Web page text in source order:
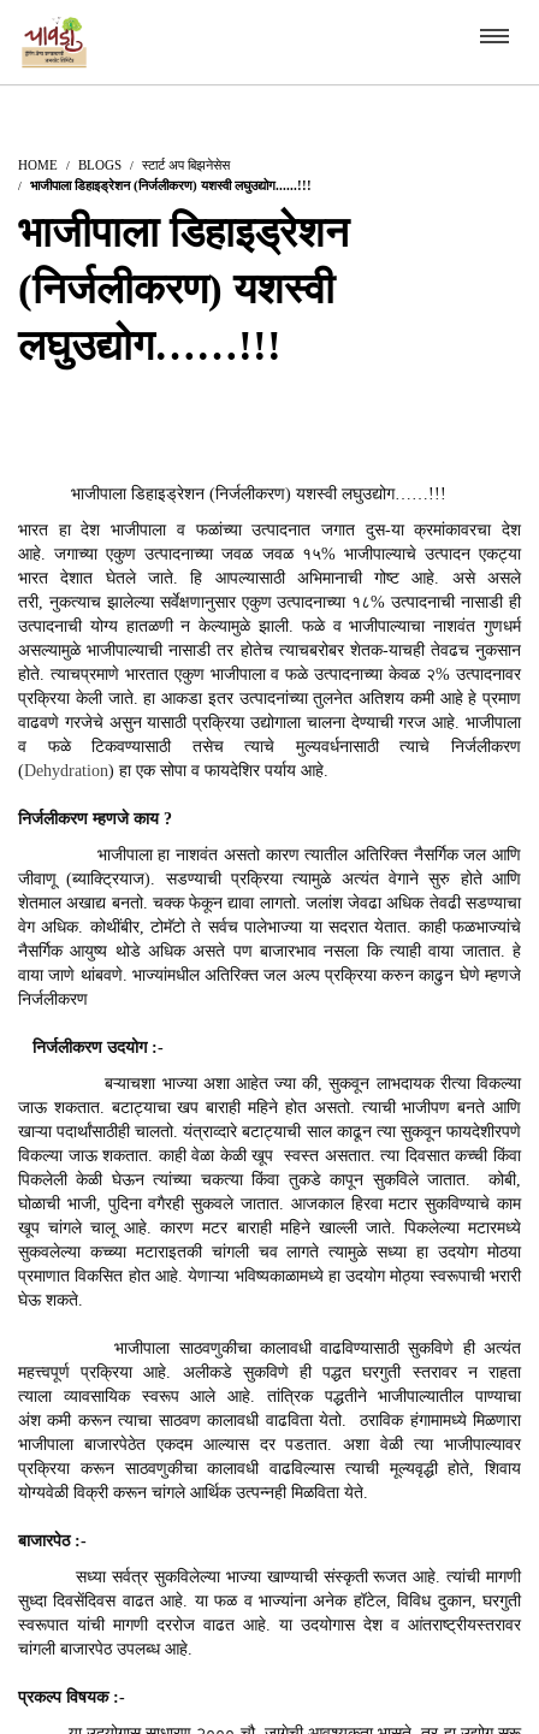
HOME BLOGS
स्टार्ट अप बिझनेसेस
भाजीपाला डिहाइड्रेशन (निर्जलीकरण) यशस्वी लघुउद्योग......!!!
भाजीपाला डिहाइड्रेशन
(निर्जलीकरण) यशस्वी
लघुउद्योग……!!!
भाजीपाला डिहाइड्रेशन (निर्जलीकरण) यशस्वी लघुउद्योग……!!!
भारत हा देश भाजीपाला व फळांच्या उत्पादनात जगात दुस-या क्रमांकावरचा देश
आहे. जगाच्या एकुण उत्पादनाच्या जवळ जवळ १५% भाजीपाल्याचे उत्पादन एकट्या
भारत देशात घेतले जाते. हि आपल्यासाठी अभिमानाची गोष्ट आहे. असे असले
तरी, नुकत्याच झालेल्या सर्वेक्षणानुसार एकुण उत्पादनाच्या १८% उत्पादनाची नासाडी ही
उत्पादनाची योग्य हातळणी न केल्यामुळे झाली. फळे व भाजीपाल्याचा नाशवंत गुणधर्म
असल्यामुळे भाजीपाल्याची नासाडी तर होतेच त्याचबरोबर शेतक-याचही तेवढच नुकसान
होते. त्याचप्रमाणे भारतात एकुण भाजीपाला व फळे उत्पादनाच्या केवळ २% उत्पादनावर
प्रक्रिया केली जाते. हा आकडा इतर उत्पादनांच्या तुलनेत अतिशय कमी आहे हे प्रमाण
वाढवणे गरजेचे असुन यासाठी प्रक्रिया उद्योगाला चालना देण्याची गरज आहे. भाजीपाला
व फळे टिकवण्यासाठी तसेच त्याचे मुल्यवर्धनासाठी त्याचे निर्जलीकरण
(Dehydration) हा एक सोपा व फायदेशिर पर्याय आहे.
निर्जलीकरण म्हणजे काय ?
भाजीपाला हा नाशवंत असतो कारण त्यातील अतिरिक्त नैसर्गिक जल आणि
जीवाणू (ब्याक्ट्रियाज). सडण्याची प्रक्रिया त्यामुळे अत्यंत वेगाने सुरु होते आणि
शेतमाल अखाद्य बनतो. चक्क फेकून द्यावा लागतो. जलांश जेवढा अधिक तेवढी सडण्याचा
वेग अधिक. कोथींबीर, टोमॅटो ते सर्वच पालेभाज्या या सदरात येतात. काही फळभाज्यांचे
नैसर्गिक आयुष्य थोडे अधिक असते पण बाजारभाव नसला कि त्याही वाया जातात. हे
वाया जाणे थांबवणे. भाज्यांमधील अतिरिक्त जल अल्प प्रक्रिया करुन काढुन घेणे म्हणजे
निर्जलीकरण
निर्जलीकरण उदयोग :-
बऱ्याचशा भाज्या अशा आहेत ज्या की, सुकवून लाभदायक रीत्या विकल्या
जाऊ शकतात. बटाट्याचा खप बाराही महिने होत असतो. त्याची भाजीपण बनते आणि
खाऱ्या पदार्थांसाठीही चालतो. यंत्राव्दारे बटाट्याची साल काढून त्या सुकवून फायदेशीरपणे
विकल्या जाऊ शकतात. काही वेळा केळी खूप स्वस्त असतात. त्या दिवसात कच्ची किंवा
पिकलेली केळी घेऊन त्यांच्या चकत्या किंवा तुकडे कापून सुकविले जातात. कोबी,
घोळाची भाजी, पुदिना वगैरही सुकवले जातात. आजकाल हिरवा मटार सुकविण्याचे काम
खूप चांगले चालू आहे. कारण मटर बाराही महिने खाल्ली जाते. पिकलेल्या मटारमध्ये
सुकवलेल्या कच्च्या मटाराइतकी चांगली चव लागते त्यामुळे सध्या हा उदयोग मोठया
प्रमाणात विकसित होत आहे. येणाऱ्या भविष्यकाळामध्ये हा उदयोग मोठ्या स्वरूपाची भरारी
घेऊ शकते.
भाजीपाला साठवणुकीचा कालावधी वाढविण्यासाठी सुकविणे ही अत्यंत
महत्त्वपूर्ण प्रक्रिया आहे. अलीकडे सुकविणे ही पद्धत घरगुती स्तरावर न राहता
त्याला व्यावसायिक स्वरूप आले आहे. तांत्रिक पद्धतीने भाजीपाल्यातील पाण्याचा
अंश कमी करून त्याचा साठवण कालावधी वाढविता येतो. ठराविक हंगामामध्ये मिळणारा
भाजीपाला बाजारपेठेत एकदम आल्यास दर पडतात. अशा वेळी त्या भाजीपाल्यावर
प्रक्रिया करून साठवणुकीचा कालावधी वाढविल्यास त्याची मूल्यवृद्धी होते, शिवाय
योग्यवेळी विक्री करून चांगले आर्थिक उत्पन्नही मिळविता येते.
बाजारपेठ :-
सध्या सर्वत्र सुकविलेल्या भाज्या खाण्याची संस्कृती रूजत आहे. त्यांची मागणी
सुध्दा दिवसेंदिवस वाढत आहे. या फळ व भाज्यांना अनेक हॉटेल, विविध दुकान, घरगुती
स्वरूपात यांची मागणी दररोज वाढत आहे. या उदयोगास देश व आंतराष्ट्रीयस्तरावर
चांगली बाजारपेठ उपलब्ध आहे.
प्रकल्प विषयक :-